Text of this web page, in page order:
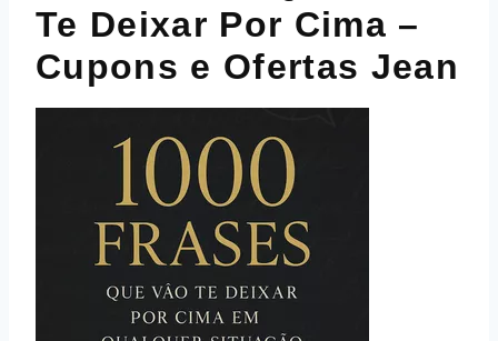
Te Deixar Por Cima –
Cupons e Ofertas Jean